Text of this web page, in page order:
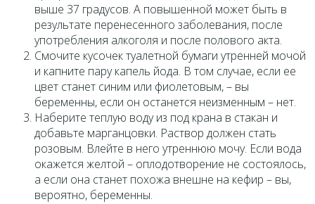
выше 37 градусов. А повышенной может быть в
результате перенесенного заболевания, после
употребления алкоголя и после полового акта.
Смочите кусочек туалетной бумаги утренней мочой
и капните пару капель йода. В том случае, если ее
цвет станет синим или фиолетовым, – вы
беременны, если он останется неизменным – нет.
Наберите теплую воду из под крана в стакан и
добавьте марганцовки. Раствор должен стать
розовым. Влейте в него утреннюю мочу. Если вода
окажется желтой – оплодотворение не состоялось,
а если она станет похожа внешне на кефир – вы,
вероятно, беременны.